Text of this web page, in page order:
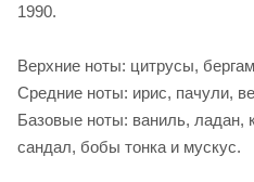
1990.
Верхние ноты: цитрусы,
Средние ноты: ирис, пачули,
Базовые ноты: ваниль, ладан,
сандал, бобы тонка и мускус.